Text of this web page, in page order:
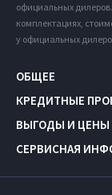
официальных
комплектациях,
у официальных
ОБЩЕЕ
КРЕДИТНЫЕ
ВЫГОДЫ И ЦЕНЫ
СЕРВИСНАЯ